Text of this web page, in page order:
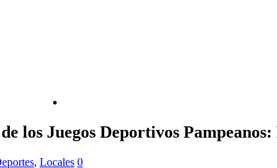
los Juegos Deportivos
, Locales 0